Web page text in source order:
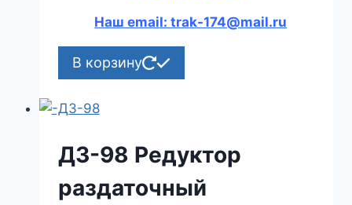
Наш email: trak-174@mail.ru
В корзину
ДЗ-98 Редуктор
раздаточный